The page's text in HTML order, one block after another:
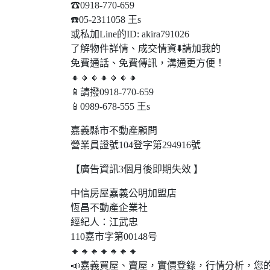
☎0918-770-659
☎️05-2311058 王s
或私加Line的ID: akira791026
了解物件詳情、成交情資⬇️請加我的
免費通話、免費傳訊，溝通更方便！
🔸🔸🔸🔸🔸🔸🔸
📱請撥0918-770-659
📱0989-678-555 王s
嘉義縣市不動產顧問
營業員證號104登字第294916號
【廣告資訊3個月後即期失效 】
中信房屋嘉義公明加盟店
恆昌不動產企業社
經紀人：江武忠
110嘉市字第00148号
🔸🔸🔸🔸🔸🔸🔸
📣嘉義買屋、賣屋，實價登錄，行情分析，您